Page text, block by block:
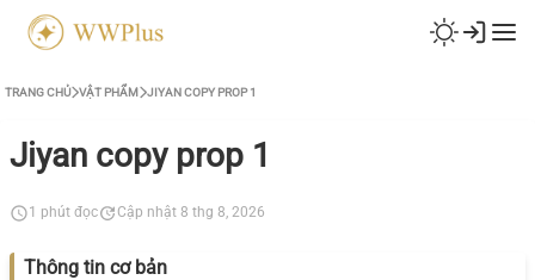
TRANG CHỦ VẬT PHẨM JIYAN COPY PROP 1
Jiyan copy prop 1
1 phút đọc Cập nhật 8 thg 8, 2026
Thông tin cơ bản